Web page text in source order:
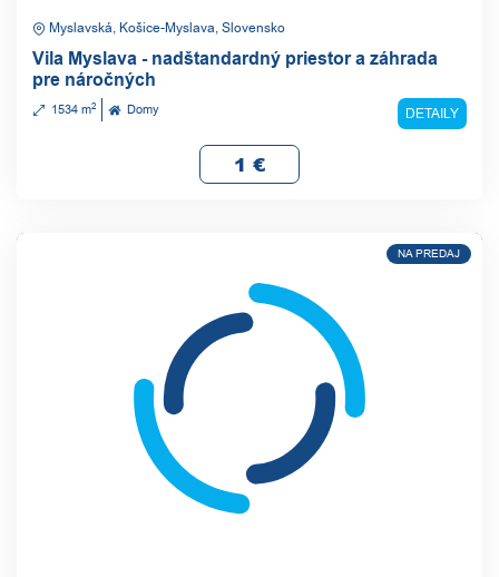
Myslavská, Košice-Myslava, Slovensko
Vila Myslava - nadštandardný priestor a záhrada
pre náročných
1534 m2 Domy DETAILY
1 €
NA PREDAJ